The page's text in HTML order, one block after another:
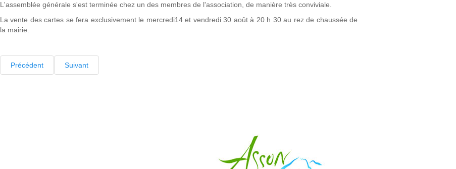
L'assemblée générale s'est terminée chez un des membres de l'association, de manière très conviviale.
La vente des cartes se fera exclusivement le mercredi14 et vendredi 30 août à 20 h 30 au rez de chaussée de
la mairie.
Précédent Suivant